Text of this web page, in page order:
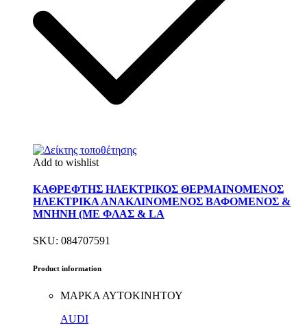
Add to wishlist
ΚΑΘΡΕΦΤΗΣ ΗΛΕΚΤΡΙΚΟΣ ΘΕΡΜΑΙΝΟΜΕΝΟΣ
ΗΛΕΚΤΡΙΚΑ ΑΝΑΚΛΙΝΟΜΕΝΟΣ ΒΑΦΟΜΕΝΟΣ &
ΜΝΗΝΗ (ΜΕ ΦΛΑΣ & LA
SKU: 084707591
Product information
ΜΑΡΚΑ ΑΥΤΟΚΙΝΗΤΟΥ
AUDI